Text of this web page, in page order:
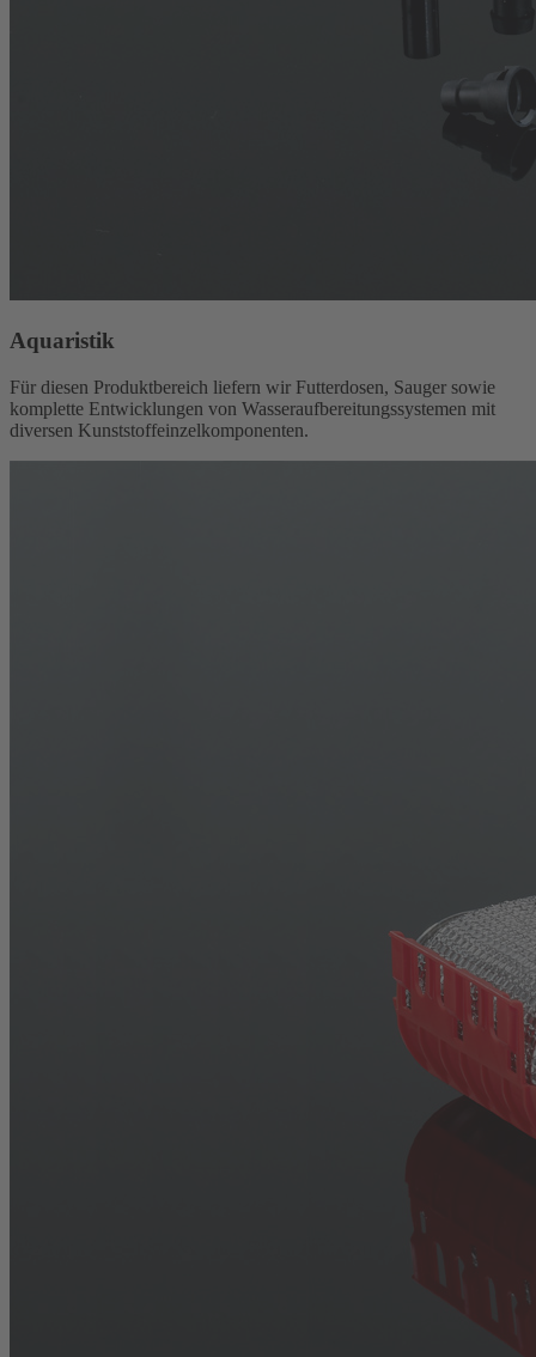
Aquaristik
Für diesen Produktbereich liefern wir Futterdosen, Sauger sowie
komplette Entwicklungen von Wasser­aufbereitungssystemen mit
diversen Kunststoff­einzelkomponenten.